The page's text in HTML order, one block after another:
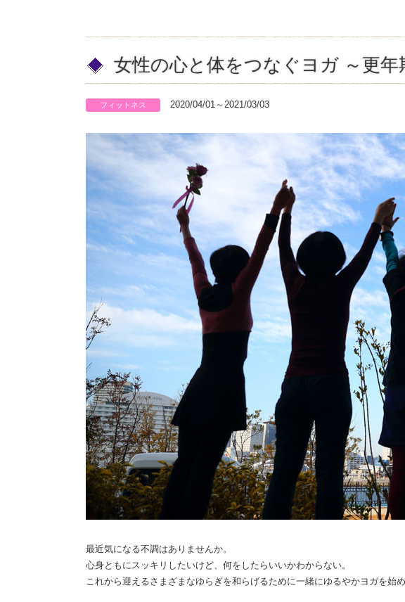
女性の心と体をつなぐヨガ ～更
フィットネス 2020/04/01～2021/03/03
最近気になる不調はありませんか。
心身ともにスッキリしたいけど、何をしたらいいかわからない。
これから迎えるさまざまなゆらぎを和らげるために一緒にゆるやかヨガを始め